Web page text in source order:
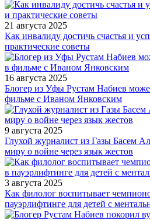
21 августа 2025
Как инвалиду достичь счастья и
практические советы
16 августа 2025
Блогер из Уфы Рустам Набиев
фильме с Иваном Янковским
9 августа 2025
Глухой журналист из Газы Басем
миру о войне через язык жестов
3 августа 2025
Как филолог воспитывает
пауэрлифтинге для детей с